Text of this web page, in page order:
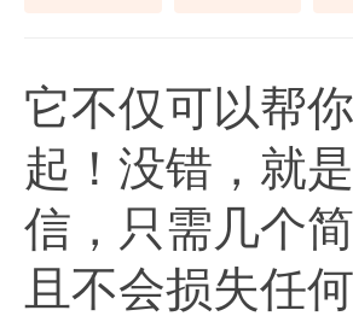
它不仅可以帮
起！没错，就
信，只需几个
且不会损失任